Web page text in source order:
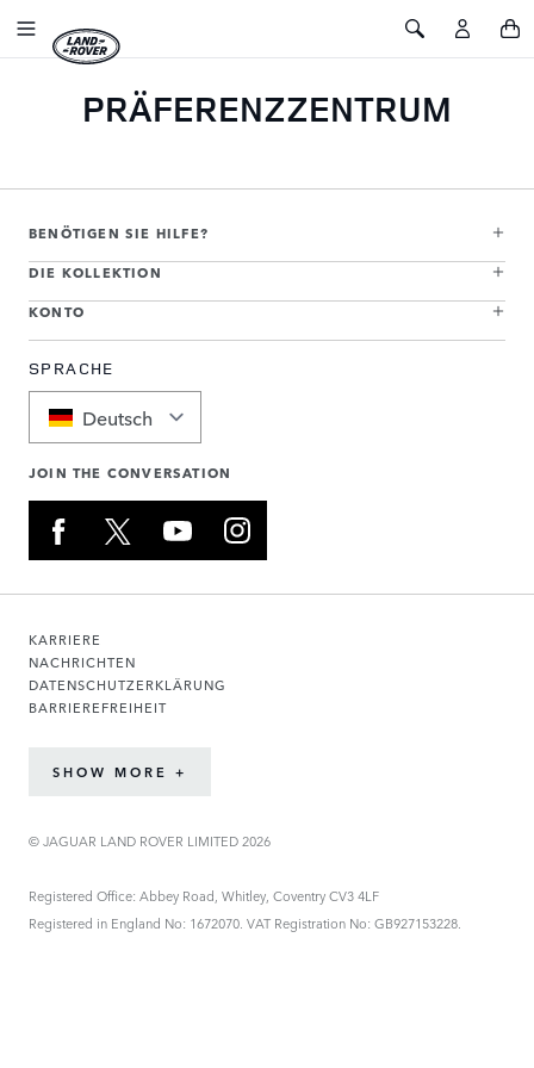
Toggle Navigation Toggle Search
PRÄFERENZZENTRUM
BENÖTIGEN SIE HILFE?
DIE KOLLEKTION
KONTO
SPRACHE
Deutsch
JOIN THE CONVERSATION
KARRIERE
NACHRICHTEN
DATENSCHUTZERKLÄRUNG
BARRIEREFREIHEIT
SHOW MORE +
© JAGUAR LAND ROVER LIMITED 2026
Registered Office: Abbey Road, Whitley, Coventry CV3 4LF
Registered in England No: 1672070. VAT Registration No: GB927153228.